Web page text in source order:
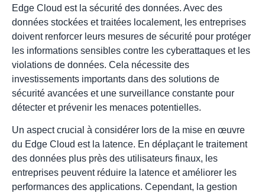
Edge Cloud est la sécurité des données. Avec des
données stockées et traitées localement, les entreprises
doivent renforcer leurs mesures de sécurité pour protéger
les informations sensibles contre les cyberattaques et les
violations de données. Cela nécessite des
investissements importants dans des solutions de
sécurité avancées et une surveillance constante pour
détecter et prévenir les menaces potentielles.
Un aspect crucial à considérer lors de la mise en œuvre
du Edge Cloud est la latence. En déplaçant le traitement
des données plus près des utilisateurs finaux, les
entreprises peuvent réduire la latence et améliorer les
performances des applications. Cependant, la gestion